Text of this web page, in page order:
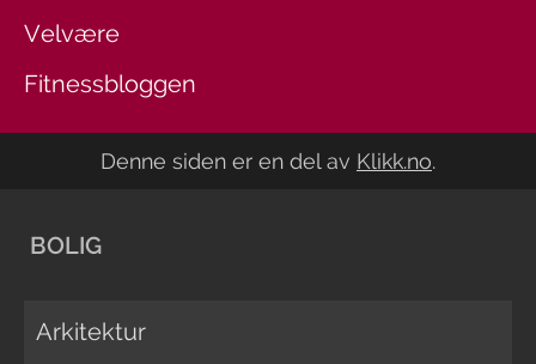
Velvære
Fitnessbloggen
Denne siden er en del av Klikk.no.
BOLIG
Arkitektur